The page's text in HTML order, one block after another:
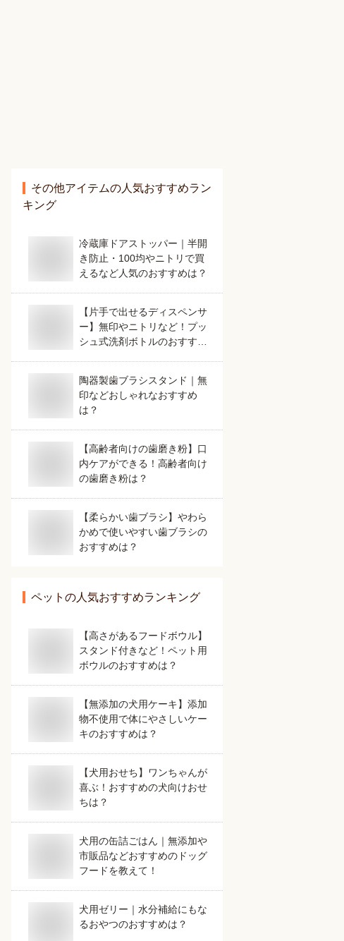
その他アイテムの人気おすすめラン
キング
冷蔵庫ドアストッパー｜半開
き防止・100均やニトリで買
えるなど人気のおすすめは？
【片手で出せるディスペンサ
ー】無印やニトリなど！プッ
シュ式洗剤ボトルのおすすめ
陶器製歯ブラシスタンド｜無
印などおしゃれなおすすめ
は？
【高齢者向けの歯磨き粉】口
内ケアができる！高齢者向け
の歯磨き粉は？
【柔らかい歯ブラシ】やわら
かめで使いやすい歯ブラシの
おすすめは？
ペット の人気おすすめランキング
【高さがあるフードボウル】
スタンド付きなど！ペット用
ボウルのおすすめは？
【無添加の犬用ケーキ】添加
物不使用で体にやさしいケー
キのおすすめは？
【犬用おせち】ワンちゃんが
喜ぶ！おすすめの犬向けおせ
ちは？
犬用の缶詰ごはん｜無添加や
市販品などおすすめのドッグ
フードを教えて！
犬用ゼリー｜水分補給にもな
るおやつのおすすめは？